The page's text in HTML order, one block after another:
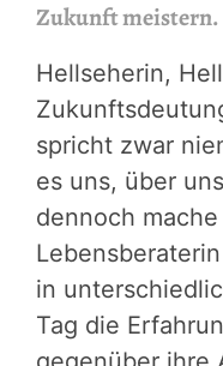
Zukunft meistern.
Hellseherin,
spricht zwar
es uns, über
dennoch
in
Tag die